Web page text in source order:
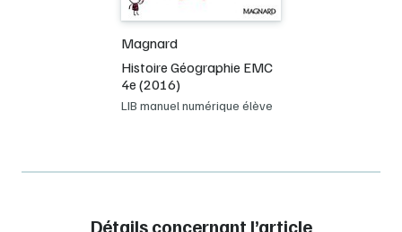
Magnard
Histoire Géographie EMC
4e (2016)
LIB manuel numérique élève
Détails concernant l’article